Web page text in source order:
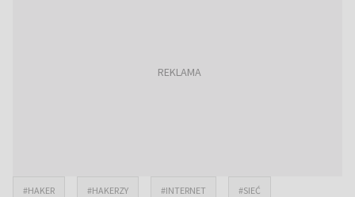
#HAKER #HAKERZY #INTERNET #SIEĆ